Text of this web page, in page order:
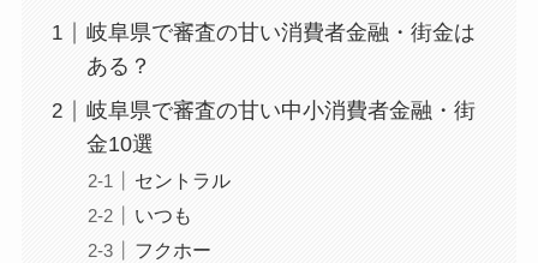
岐阜県で審査の甘い消費者金融・街金は
ある？
岐阜県で審査の甘い中小消費者金融・街
金10選
セントラル
いつも
フクホー